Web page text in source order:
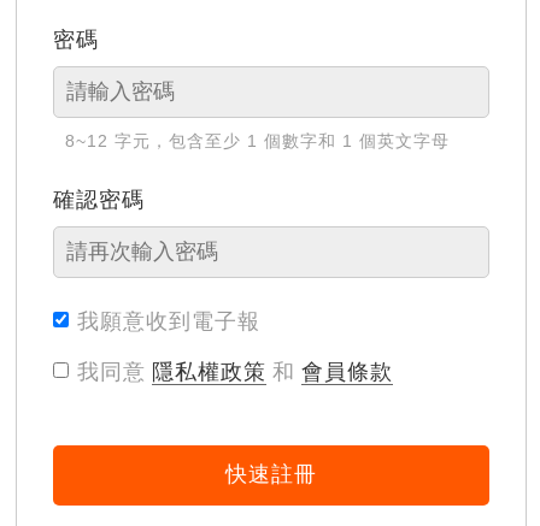
密碼
8~12 字元，包含至少 1 個數字和 1 個英文字母
確認密碼
我願意收到電子報
我同意 隱私權政策 和 會員條款
快速註冊